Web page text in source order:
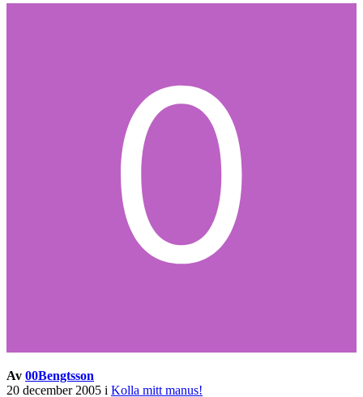
Av 00Bengtsson
20 december 2005 i Kolla mitt manus!